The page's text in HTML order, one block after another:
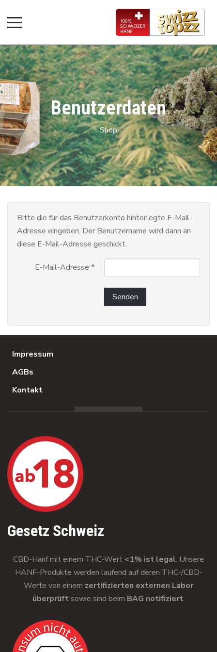
Benutzerdaten
Shop
Bitte die für das Benutzerkonto hinterlegte E-Mail-
Adresse eingeben. Der Benutzername wird dann an
diese E-Mail-Adresse geschickt.
E-Mail-Adresse *
Senden
Impressum
AGBs
Kontakt
Gesetz Schweiz
CBD-Hanf mit einem THC-Wert <1% ist legal. Unsere
HANF-Produkte werden laufend auf deren THC-/CBD-
Werte von einem zertifizierten externen Labor
überprüft sowie sind beim BAG notifiziert.